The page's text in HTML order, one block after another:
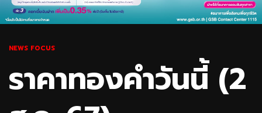
NEWS FOCUS
ราคาทองคำวันนี้ (2